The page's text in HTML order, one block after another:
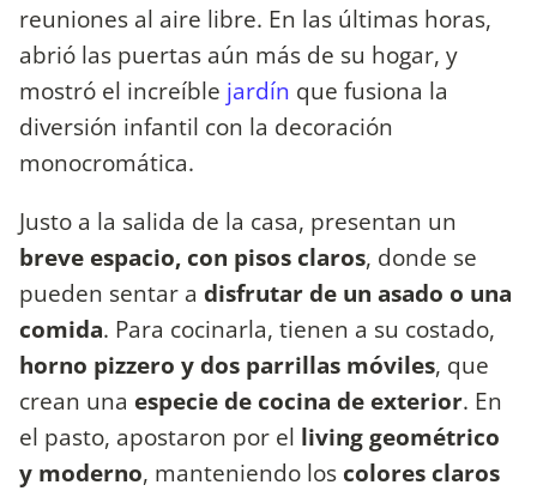
reuniones al aire libre. En las últimas horas,
abrió las puertas aún más de su hogar, y
mostró el increíble jardín que fusiona la
diversión infantil con la decoración
monocromática.
Justo a la salida de la casa, presentan un
breve espacio, con pisos claros, donde se
pueden sentar a disfrutar de un asado o una
comida. Para cocinarla, tienen a su costado,
horno pizzero y dos parrillas móviles, que
crean una especie de cocina de exterior. En
el pasto, apostaron por el living geométrico
y moderno, manteniendo los colores claros